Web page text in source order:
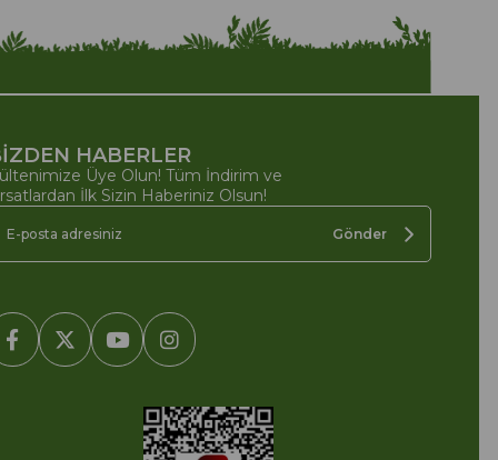
HABERLER
Üye Olun! Tüm İndirim ve
İlk Sizin Haberiniz Olsun!
Gönder